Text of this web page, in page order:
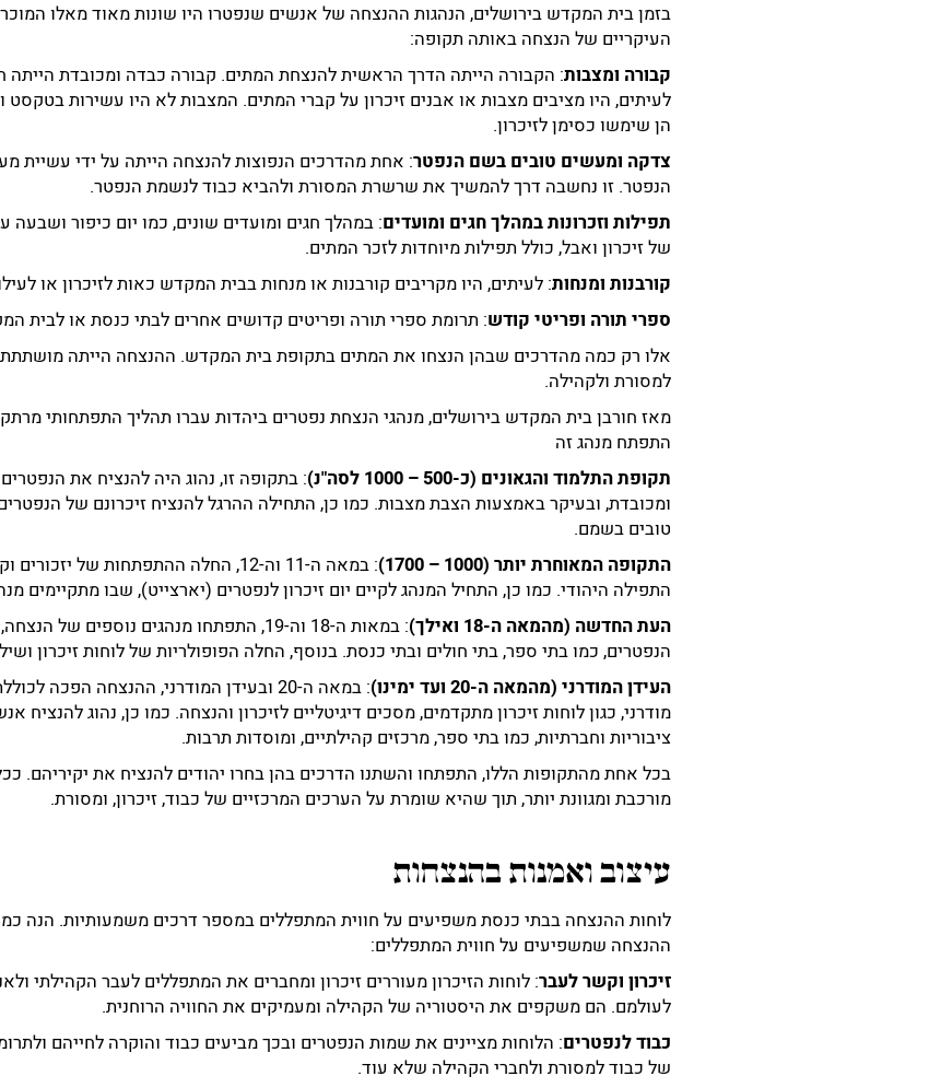
בזמן בית המקדש בירושלים, הנהגות ההנצחה של אנשים שנפטרו היו שונות מאוד מאלו
העיקריים של הנצחה באותה תקופה:
קבורה ומצבות: הקבורה הייתה הדרך הראשית להנצחת המתים. קבורה כבדה ומכובדת הייתה
לעיתים, היו מציבים מצבות או אבנים זיכרון על קברי המתים. המצבות לא היו עשירות בטקסט
הן שימשו כסימן לזיכרון.
צדקה ומעשים טובים בשם הנפטר: אחת מהדרכים הנפוצות להנצחה הייתה על ידי עשיית
הנפטר. זו נחשבה דרך להמשיך את שרשרת המסורת ולהביא כבוד לנשמת הנפטר.
תפילות וזכרונות במהלך חגים ומועדים: במהלך חגים ומועדים שונים, כמו יום כיפור ושבעה
של זיכרון ואבל, כולל תפילות מיוחדות לזכר המתים.
קורבנות ומנחות: לעיתים, היו מקריבים קורבנות או מנחות בבית המקדש כאות לזיכרון או
ספרי תורה ופריטי קודש: תרומת ספרי תורה ופריטים קדושים אחרים לבתי כנסת או לבית
אלו רק כמה מהדרכים שבהן הנצחו את המתים בתקופת בית המקדש. ההנצחה הייתה מושתתת
למסורת ולקהילה.
מאז חורבן בית המקדש בירושלים, מנהגי הנצחת נפטרים ביהדות עברו תהליך התפתחותי
התפתח מנהג זה
תקופת התלמוד והגאונים (כ-500 – 1000 לסה"נ)
: בתקופה זו, נהוג היה להנציח את
ומכובדת, ובעיקר באמצעות הצבת מצבות. כמו כן, התחילה ההרגל להנציח זיכרונם של
טובים בשמם.
התקופה המאוחרת יותר (1000 – 1700)
: במאה ה-11 וה-12, החלה ההתפתחות של
התפילה היהודי. כמו כן, התחיל המנהג לקיים יום זיכרון לנפטרים (יארצייט), שבו מתקיימים
העת החדשה (מהמאה ה-18 ואילך)
: במאות ה-18 וה-19, התפתחו מנהגים נוספים
הנפטרים, כמו בתי ספר, בתי חולים ובתי כנסת. בנוסף, החלה הפופולריות של לוחות זיכרון
העידן המודרני (מהמאה ה-20 ועד ימינו)
: במאה ה-20 ובעידן המודרני, ההנצחה הפכה
מודרני, כגון לוחות זיכרון מתקדמים, מסכים דיגיטליים לזיכרון והנצחה. כמו כן, נהוג
ציבוריות וחברתיות, כמו בתי ספר, מרכזים קהילתיים, ומוסדות תרבות.
בכל אחת מהתקופות הללו, התפתחו והשתנו הדרכים בהן בחרו יהודים להנציח את יקיריהם.
מורכבת ומגוונת יותר, תוך שהיא שומרת על הערכים המרכזיים של כבוד, זיכרון, ומסורת.
עיצוב ואמנות בהנצחות
לוחות ההנצחה בבתי כנסת משפיעים על חווית המתפללים במספר דרכים משמעותיות. הנה
ההנצחה שמשפיעים על חווית המתפללים:
זיכרון וקשר לעבר: לוחות הזיכרון מעוררים זיכרון ומחברים את המתפללים לעבר הקהילתי
לעולמם. הם משקפים את היסטוריה של הקהילה ומעמיקים את החוויה הרוחנית.
כבוד לנפטרים: הלוחות מציינים את שמות הנפטרים ובכך מביעים כבוד והוקרה לחייהם
של כבוד למסורת ולחברי הקהילה שלא עוד.